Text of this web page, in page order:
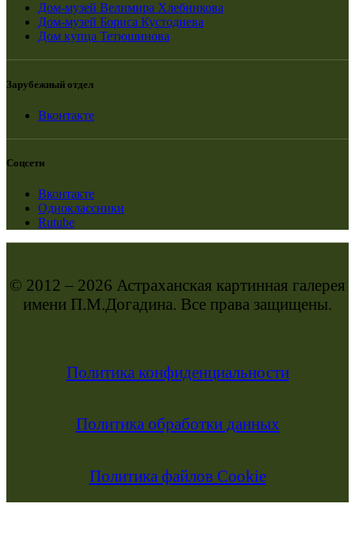
Дом-музей Велимира Хлебникова
Дом-музей Бориса Кустодиева
Дом купца Тетюшинова
Зарубежный отдел
Вконтакте
Соцсети
Вконтакте
Одноклассники
Rutube
© 2012 – 2026 Астраханская картинная галерея
имени П.М.Догадина. Все права защищены.
Политика конфиденциальности
Политика обработки данных
Политика файлов Cookie